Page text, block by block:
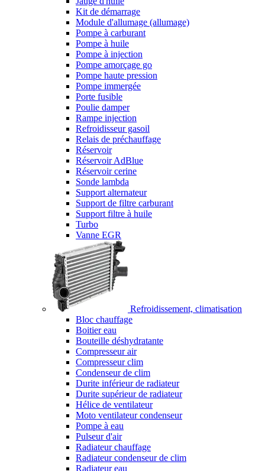
Kit de démarrage
Module d'allumage (allumage)
Pompe à carburant
Pompe à huile
Pompe à injection
Pompe amorçage go
Pompe haute pression
Pompe immergée
Porte fusible
Poulie damper
Rampe injection
Refroidisseur gasoil
Relais de préchauffage
Réservoir
Réservoir AdBlue
Réservoir cerine
Sonde lambda
Support alternateur
Support de filtre carburant
Support filtre à huile
Turbo
Vanne EGR
Refroidissement, climatisation
Bloc chauffage
Boitier eau
Bouteille déshydratante
Compresseur air
Compresseur clim
Condenseur de clim
Durite inférieur de radiateur
Durite supérieur de radiateur
Hélice de ventilateur
Moto ventilateur condenseur
Pompe à eau
Pulseur d'air
Radiateur chauffage
Radiateur condenseur de clim
Radiateur eau